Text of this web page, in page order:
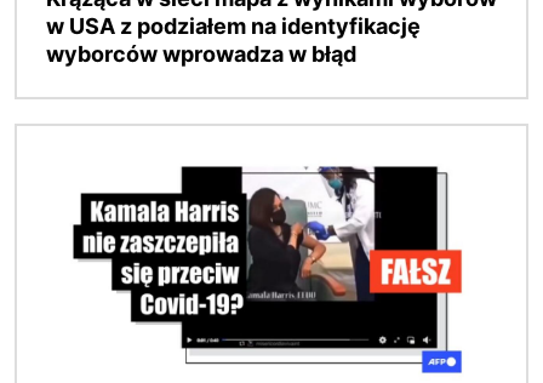
w USA z podziałem na identyfikację
wyborców wprowadza w błąd